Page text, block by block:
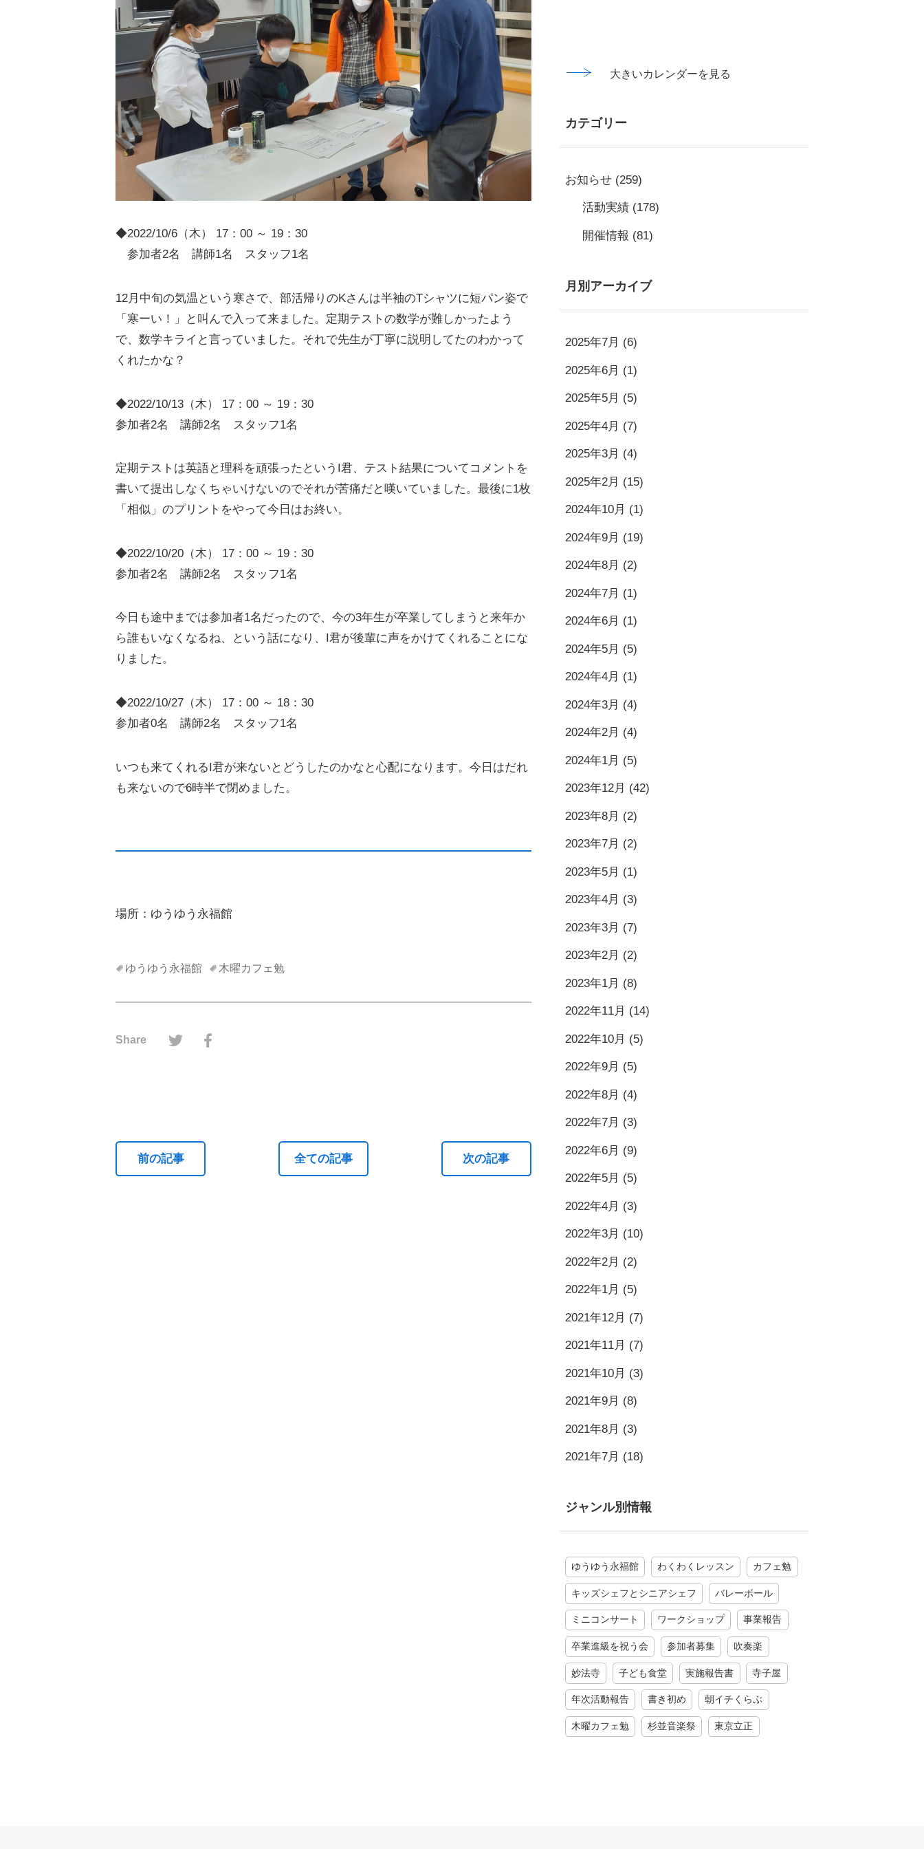
◆2022/10/6（木） 17：00 ～ 19：30
参加者2名 講師1名 スタッフ1名
12月中旬の気温という寒さで、部活帰りのKさんは半袖のTシャツに短パン姿で
「寒ーい！」と叫んで入って来ました。定期テストの数学が難しかったよう
で、数学キライと言っていました。それで先生が丁寧に説明してたのわかって
くれたかな？
◆2022/10/13（木） 17：00 ～ 19：30
参加者2名 講師2名 スタッフ1名
定期テストは英語と理科を頑張ったというI君、テスト結果についてコメントを
書いて提出しなくちゃいけないのでそれが苦痛だと嘆いていました。最後に1枚
「相似」のプリントをやって今日はお終い。
◆2022/10/20（木） 17：00 ～ 19：30
参加者2名 講師2名 スタッフ1名
今日も途中までは参加者1名だったので、今の3年生が卒業してしまうと来年か
ら誰もいなくなるね、という話になり、I君が後輩に声をかけてくれることにな
りました。
◆2022/10/27（木） 17：00 ～ 18：30
参加者0名 講師2名 スタッフ1名
いつも来てくれるI君が来ないとどうしたのかなと心配になります。今日はだれ
も来ないので6時半で閉めました。
場所：ゆうゆう永福館
ゆうゆう永福館 木曜カフェ勉
Share ツイッターでシェアする
前の記事 次の記事
全ての記事
大きいカレンダーを見る
カテゴリー
お知らせ(259)
活動実績(178)
開催情報 (81)
月別アーカイブ
2025年7月 (6)
2025年6月 (1)
2025年5月 (5)
2025年4月 (7)
2025年3月 (4)
2025年2月 (15)
2024年10月 (1)
2024年9月 (19)
2024年8月 (2)
2024年7月 (1)
2024年6月 (1)
2024年5月 (5)
2024年4月 (1)
2024年3月 (4)
2024年2月 (4)
2024年1月 (5)
2023年12月 (42)
2023年8月 (2)
2023年7月 (2)
2023年5月 (1)
2023年4月 (3)
2023年3月 (7)
2023年2月 (2)
2023年1月 (8)
2022年11月 (14)
2022年10月 (5)
2022年9月 (5)
2022年8月 (4)
2022年7月 (3)
2022年6月 (9)
2022年5月 (5)
2022年4月 (3)
2022年3月 (10)
2022年2月 (2)
2022年1月 (5)
2021年12月 (7)
2021年11月 (7)
2021年10月 (3)
2021年9月 (8)
2021年8月 (3)
2021年7月 (18)
ジャンル別情報
ゆうゆう永福館 わくわくレッスン カフェ勉
キッズシェフとシニアシェフ バレーボール
ミニコンサート ワークショップ 事業報告
卒業進級を祝う会 参加者募集 吹奏楽
妙法寺 子ども食堂 実施報告書 寺子屋
年次活動報告 書き初め 朝イチくらぶ
木曜カフェ勉 杉並音楽祭 東京立正